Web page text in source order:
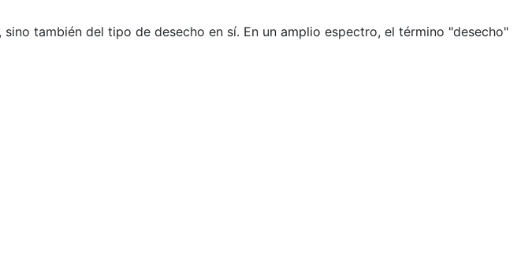
también del tipo de desecho en sí. En un amplio espectro, el término "desecho"